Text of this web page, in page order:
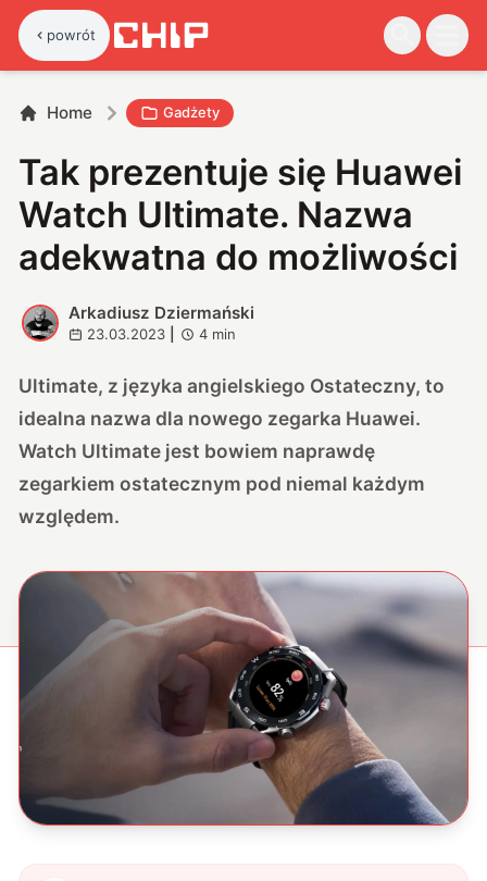
powrót
Home Gadżety
Tak prezentuje się Huawei
Watch Ultimate. Nazwa
adekwatna do możliwości
A
Arkadiusz Dziermański
23.03.2023 4 min
Ultimate, z języka angielskiego Ostateczny, to
idealna nazwa dla nowego zegarka Huawei.
Watch Ultimate jest bowiem naprawdę
zegarkiem ostatecznym pod niemal każdym
względem.